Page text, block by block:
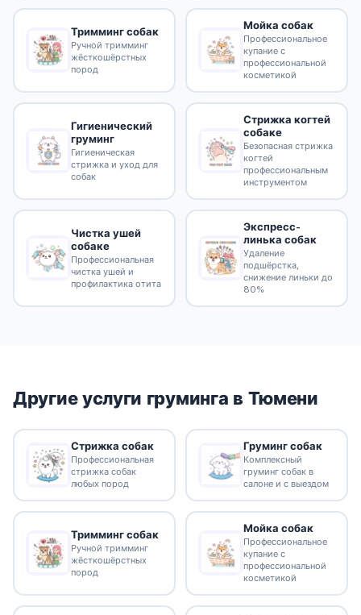
Тримминг собак
Ручной тримминг
жёсткошёрстных
пород
Мойка собак
Профессиональное
купание с
профессиональной
косметикой
Гигиенический
груминг
Гигиеническая
стрижка и уход для
собак
Стрижка когтей
собаке
Безопасная стрижка
когтей
профессиональным
инструментом
Чистка ушей
собаке
Профессиональная
чистка ушей и
профилактика отита
Экспресс-
линька собак
Удаление
подшёрстка,
снижение линьки до
80%
Другие услуги груминга в Тюмени
Стрижка собак
Профессиональная
стрижка собак
любых пород
Груминг собак
Комплексный
груминг собак в
салоне и с выездом
Тримминг собак
Ручной тримминг
жёсткошёрстных
пород
Мойка собак
Профессиональное
купание с
профессиональной
косметикой